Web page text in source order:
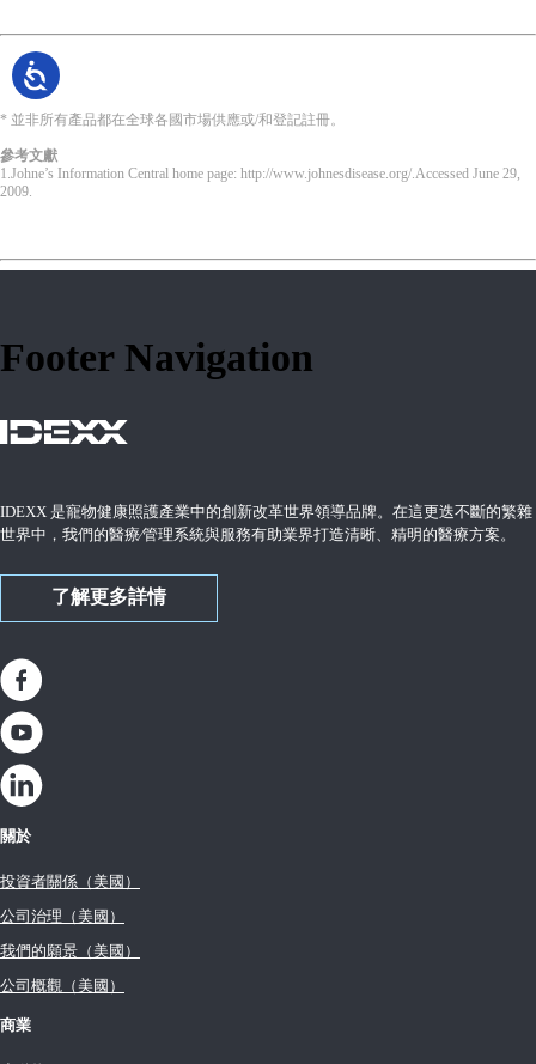
* 並非所有產品都在全球各國市場供應或/和登記註冊。
參考文獻
1.Johne’s Information Central home page: http://www.johnesdisease.org/.Accessed June 29,
2009.
Footer Navigation
IDEXX 是寵物健康照護產業中的創新改革世界領導品牌。在這更迭不斷的繁雜
世界中，我們的醫療∕管理系統與服務有助業界打造清晰、精明的醫療方案。
了解更多詳情
關於
投資者關係（美國）
公司治理（美國）
我們的願景（美國）
公司概觀（美國）
商業